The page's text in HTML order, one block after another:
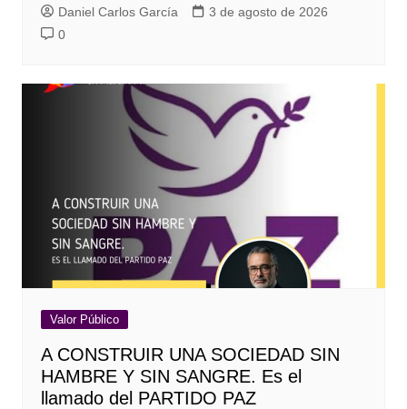
Daniel Carlos García
3 de agosto de 2026
0
Valor Público
A CONSTRUIR UNA SOCIEDAD SIN
HAMBRE Y SIN SANGRE. Es el
llamado del PARTIDO PAZ